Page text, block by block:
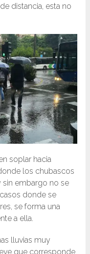
distancia, esta no
soplar hacia
los chubascos
embargo no se
donde se
se forma una
a ella.
lluvias muy
que corresponde